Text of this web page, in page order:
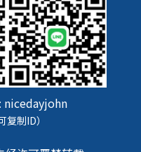
nicedayjohn
复制ID）